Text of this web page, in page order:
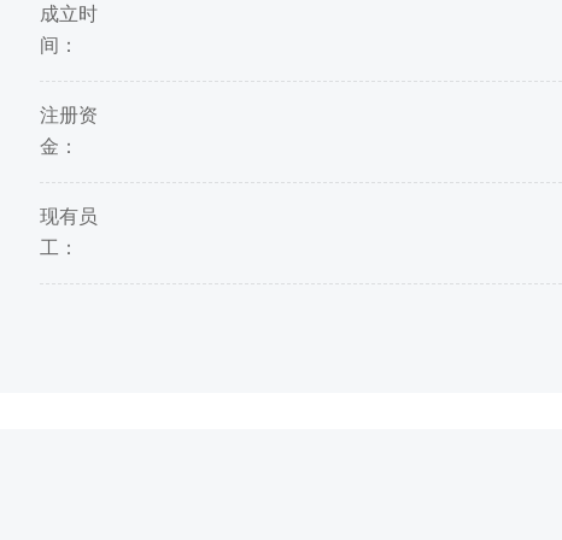
成立时
间：
注册资
金：
现有员
工：